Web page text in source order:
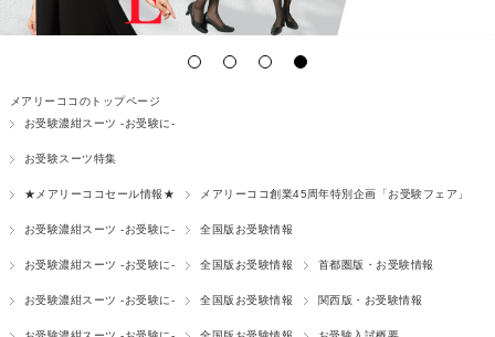
メアリーココのトップページ
お受験濃紺スーツ -お受験に-
お受験スーツ特集
★メアリーココセール情報★ メアリーココ創業45周年特別企画「お受験フェア」
お受験濃紺スーツ -お受験に- 全国版お受験情報
お受験濃紺スーツ -お受験に- 全国版お受験情報 首都圏版・お受験情報
お受験濃紺スーツ -お受験に- 全国版お受験情報 関西版・お受験情報